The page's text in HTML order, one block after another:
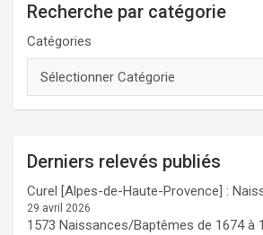
Recherche par catégorie
Catégories
Derniers relevés publiés
Curel [Alpes-de-Haute-Provence] :
29 avril 2026
1573 Naissances/Baptêmes de 1674 à